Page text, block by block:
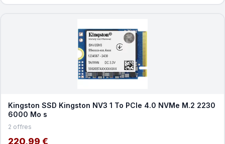
Kingston SSD Kingston NV3 1 To PCIe 4.0 NVMe M.2 2230
6000 Mo s
2 offres
220,99 €